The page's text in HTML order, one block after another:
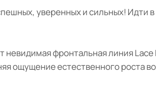
уверенных и сильных!
невидимая фронтальная линия
ощущение естественного роста